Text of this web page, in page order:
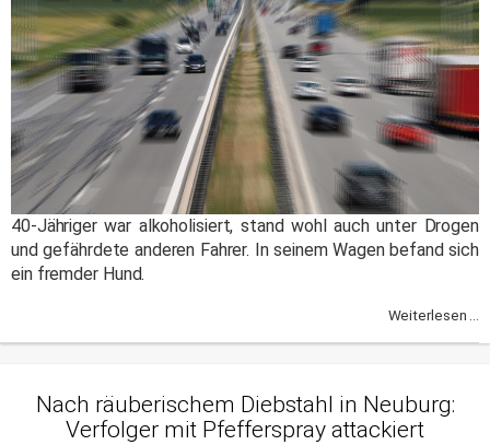
40-Jähriger war alkoholisiert, stand wohl auch unter Drogen
und gefährdete anderen Fahrer. In seinem Wagen befand sich
ein fremder Hund.
Weiterlesen ...
Nach räuberischem Diebstahl in Neuburg:
Verfolger mit Pfefferspray attackiert